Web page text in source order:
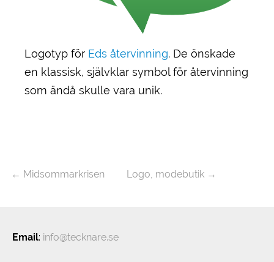
Logotyp för Eds återvinning. De önskade
en klassisk, självklar symbol för återvinning
som ändå skulle vara unik.
← Midsommarkrisen Logo, modebutik→
Email: info@tecknare.se